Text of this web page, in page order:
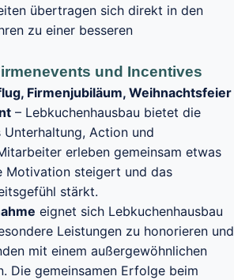
übertragen sich direkt in den
zu einer besseren
und Incentives
Firmenjubiläum, Weihnachtsfeier
– Lebkuchenhausbau bietet die
Unterhaltung, Action und
erleben gemeinsam etwas
Motivation steigert und das
stärkt.
eignet sich Lebkuchenhausbau
Leistungen zu honorieren und
mit einem außergewöhnlichen
Die gemeinsamen Erfolge beim